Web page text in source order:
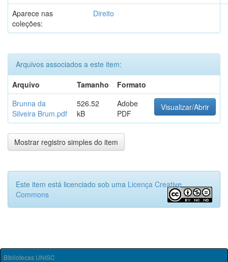
Aparece nas
coleções:
Direito
Arquivos associados a este item:
Arquivo
Tamanho
Formato
Brunna da
Silveira Brum.pdf
526.52
kB
Adobe
PDF
Visualizar/Abrir
Mostrar registro simples do item
Este item está licenciado sob uma Licença Creative
Commons
Bibliotecas UNISC